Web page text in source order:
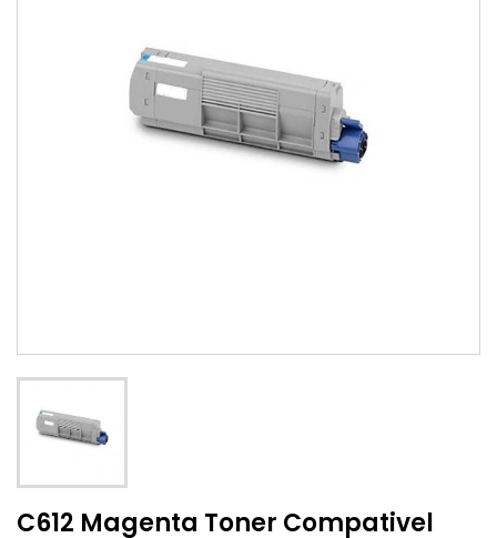
C612 Magenta Toner Compativel